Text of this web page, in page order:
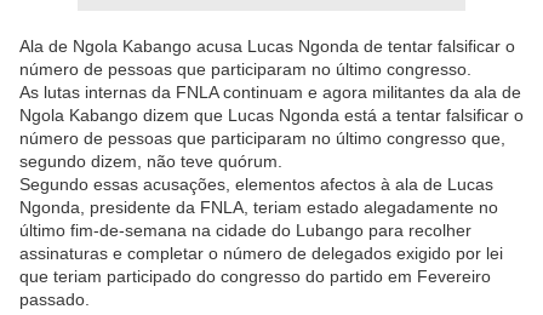
Ala de Ngola Kabango acusa Lucas Ngonda de tentar falsificar o
número de pessoas que participaram no último congresso.
As lutas internas da FNLA continuam e agora militantes da ala de
Ngola Kabango dizem que Lucas Ngonda está a tentar falsificar o
número de pessoas que participaram no último congresso que,
segundo dizem, não teve quórum.
Segundo essas acusações, elementos afectos à ala de Lucas
Ngonda, presidente da FNLA, teriam estado alegadamente no
último fim-de-semana na cidade do Lubango para recolher
assinaturas e completar o número de delegados exigido por lei
que teriam participado do congresso do partido em Fevereiro
passado.